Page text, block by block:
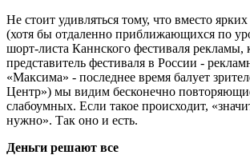
Не стоит удивляться тому, что вместо
(хотя бы отдаленно приближающихся по
шорт-листа Каннского фестиваля рекламы,
представитель фестиваля в России -
«Максима» - последнее время балует
Центр») мы видим бесконечно
слабоумных. Если такое происходит,
нужно». Так оно и есть.
Деньги решают все